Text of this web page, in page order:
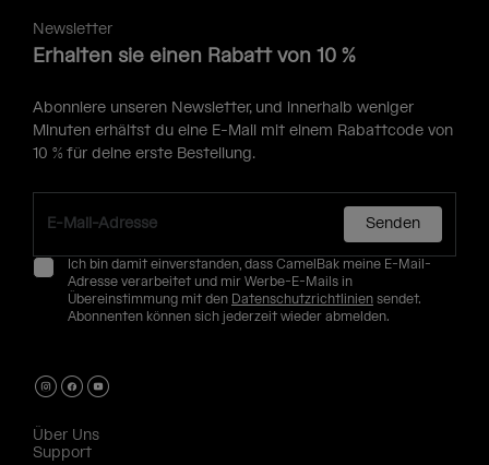
Newsletter
Erhalten sie einen Rabatt von 10 %
Abonniere unseren Newsletter, und innerhalb weniger
Minuten erhältst du eine E-Mail mit einem Rabattcode von
10 % für deine erste Bestellung.
Senden
Ich bin damit einverstanden, dass CamelBak meine E-Mail-
Adresse verarbeitet und mir Werbe-E-Mails in
Übereinstimmung mit den Datenschutzrichtlinien sendet.
Abonnenten können sich jederzeit wieder abmelden.
Über Uns
Support